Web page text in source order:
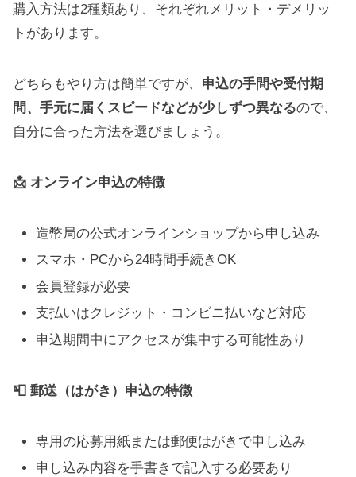
購入方法は2種類あり、それぞれメリット・デメリッ
トがあります。
どちらもやり方は簡単ですが、 申込の手間や受付期
間、手元に届くスピードなどが少しずつ異なるので、
自分に合った方法を選びましょう。
📩 オンライン申込の特徴
造幣局の公式オンラインショップから申し込み
スマホ・PCから24時間手続きOK
会員登録が必要
支払いはクレジット・コンビニ払いなど対応
申込期間中にアクセスが集中する可能性あり
📮 郵送（はがき）申込の特徴
専用の応募用紙または郵便はがきで申し込み
申し込み内容を手書きで記入する必要あり